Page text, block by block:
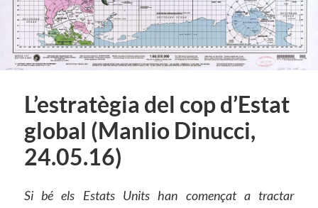
L’estratègia del cop d’Estat
global (Manlio Dinucci,
24.05.16)
Si bé els Estats Units han començat a tractar